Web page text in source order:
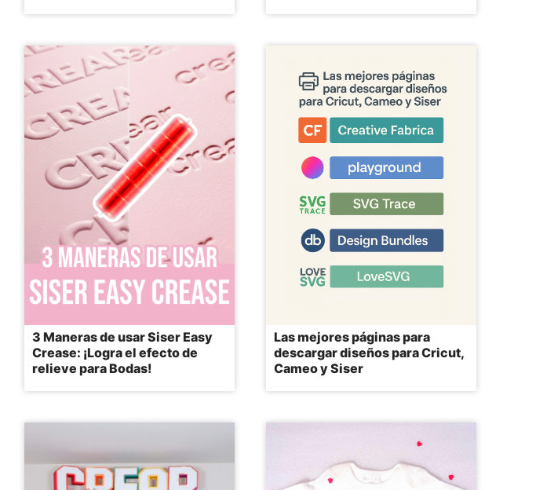
3 Maneras de usar Siser Easy
Crease: ¡Logra el efecto de
relieve para Bodas!
Las mejores páginas para
descargar diseños para Cricut,
Cameo y Siser